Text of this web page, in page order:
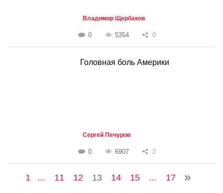
Владимир Щербаков
0 5354 0
Головная боль Америки
Сергей Печуров
0 6907 2
1 ... 11 12 13 14 15 ... 17